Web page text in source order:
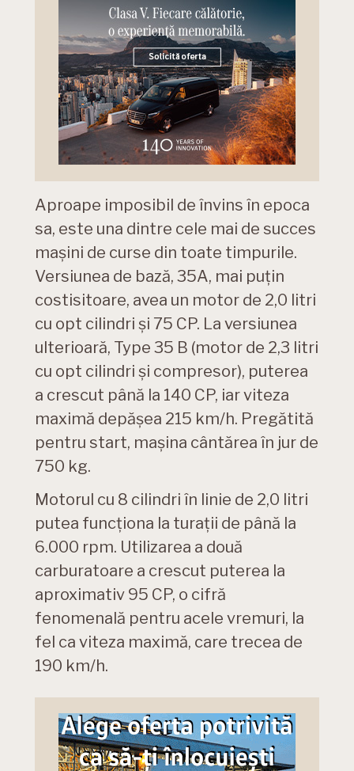
Aproape imposibil de învins în epoca
sa, este una dintre cele mai de succes
mașini de curse din toate timpurile.
Versiunea de bază, 35A, mai puțin
costisitoare, avea un motor de 2,0 litri
cu opt cilindri și 75 CP. La versiunea
ulterioară, Type 35 B (motor de 2,3 litri
cu opt cilindri și compresor), puterea
a crescut până la 140 CP, iar viteza
maximă depășea 215 km/h. Pregătită
pentru start, mașina cântărea în jur de
750 kg.
Motorul cu 8 cilindri în linie de 2,0 litri
putea funcționa la turații de până la
6.000 rpm. Utilizarea a două
carburatoare a crescut puterea la
aproximativ 95 CP, o cifră
fenomenală pentru acele vremuri, la
fel ca viteza maximă, care trecea de
190 km/h.